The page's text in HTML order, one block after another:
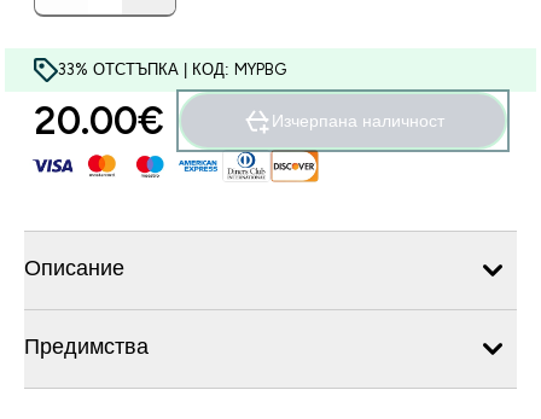
33% ОТСТЪПКА | КОД: MYPBG
20.00€‎ Изчерпана наличност
Описание
Предимства